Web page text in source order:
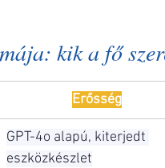
kik a fő
Erősség
GPT-4o alapú, kiterjedt
eszközkészlet